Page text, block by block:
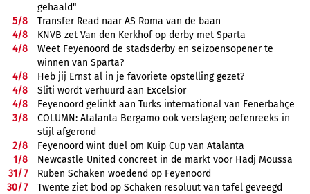
gehaald"
5/8
Transfer Read naar AS Roma van de baan
4/8
KNVB zet Van den Kerkhof op derby met Sparta
4/8
Weet Feyenoord de stadsderby en seizoensopener te
winnen van Sparta?
4/8
Heb jij Ernst al in je favoriete opstelling gezet?
4/8
Sliti wordt verhuurd aan Excelsior
4/8
Feyenoord gelinkt aan Turks international van Fenerbahçe
3/8
COLUMN: Atalanta Bergamo ook verslagen; oefenreeks in
stijl afgerond
2/8
Feyenoord wint duel om Kuip Cup van Atalanta
1/8
Newcastle United concreet in de markt voor Hadj Moussa
31/7
Ruben Schaken woedend op Feyenoord
30/7
Twente ziet bod op Schaken resoluut van tafel geveegd